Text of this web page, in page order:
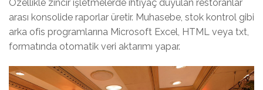
Özellikle zincir işletmelerde ihtiyaç duyulan restoranlar
arası konsolide raporlar üretir. Muhasebe, stok kontrol gibi
arka ofis programlarına Microsoft Excel, HTML veya txt,
formatında otomatik veri aktarımı yapar.